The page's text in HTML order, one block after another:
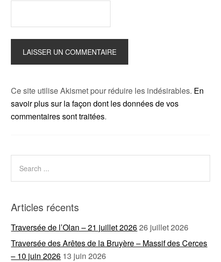
Ce site utilise Akismet pour réduire les indésirables. En
savoir plus sur la façon dont les données de vos
commentaires sont traitées.
Articles récents
Traversée de l’Olan – 21 juillet 202626 juillet 2026
Traversée des Arêtes de la Bruyère – Massif des Cerces
– 10 juin 2026 13 juin 2026